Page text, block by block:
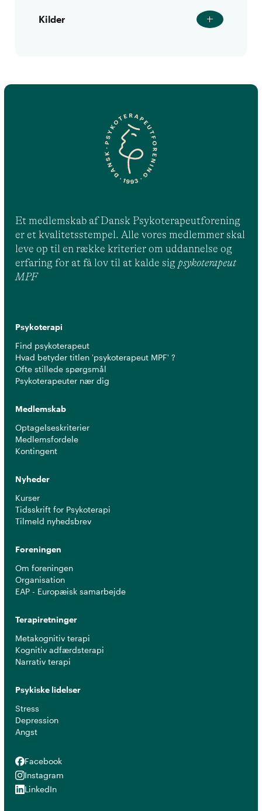
Kilder
Et medlemskab af Dansk Psykoterapeutforening
er et kvalitetsstempel. Alle vores medlemmer skal
leve op til en række kriterier om uddannelse og
erfaring for at få lov til at kalde sig psykoterapeut
MPF
Psykoterapi
Find psykoterapeut
Hvad betyder titlen 'psykoterapeut MPF' ?
Ofte stillede spørgsmål
Psykoterapeuter nær dig
Medlemskab
Optagelseskriterier
Medlemsfordele
Kontingent
Nyheder
Kurser
Tidsskrift for Psykoterapi
Tilmeld nyhedsbrev
Foreningen
Om foreningen
Organisation
EAP - Europæisk samarbejde
Terapiretninger
Metakognitiv terapi
Kognitiv adfærdsterapi
Narrativ terapi
Psykiske lidelser
Stress
Depression
Angst
Facebook
Facebook
Instagram
Instagram
LinkedIn
LinkedIn